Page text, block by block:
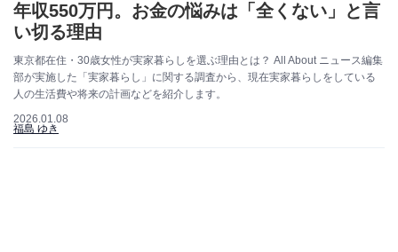
年収550万円。お金の悩みは「全くない」と言
い切る理由
東京都在住・30歳女性が実家暮らしを選ぶ理由とは？ All About ニュース編集
部が実施した「実家暮らし」に関する調査から、現在実家暮らしをしている
人の生活費や将来の計画などを紹介します。
2026.01.08
福島 ゆき